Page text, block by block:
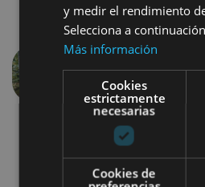
y medir el rendimiento
Selecciona a
Más información
Cookies
estrictamente
necesarias
Cookies de